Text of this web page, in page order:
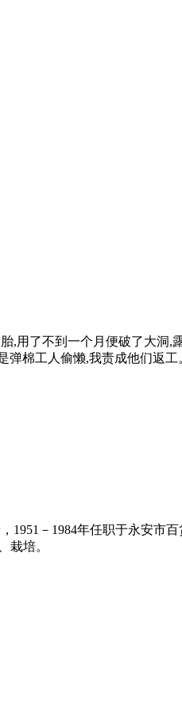
,用了不到一个月便破了大洞
棉工人偷懒,我责成他们返
1951－1984年任职于永安
栽培。